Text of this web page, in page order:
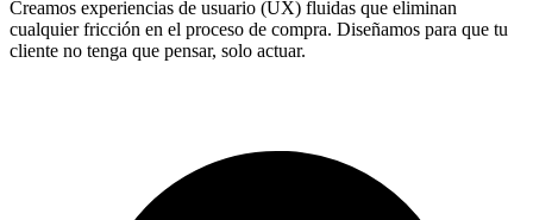
Creamos experiencias de usuario (UX) fluidas que eliminan
cualquier fricción en el proceso de compra. Diseñamos para que tu
cliente no tenga que pensar, solo actuar.